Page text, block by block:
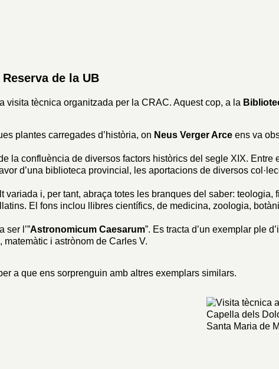
de la UB
visita tècnica organitzada per la CRAC. Aquest cop, a la
plantes carregades d’història, on Neus Verger Arce ens va
la confluència de diversos factors històrics del segle XIX. Entre
d’una biblioteca provincial, les aportacions de diversos
variada i, per tant, abraça totes les branques del saber:
El fons inclou llibres científics, de medicina, zoologia,
ser l’”Astronomicum Caesarum”. Es tracta d’un exemplar ple
matemàtic i astrònom de Carles V.
a que ens sorprenguin amb altres exemplars similars.